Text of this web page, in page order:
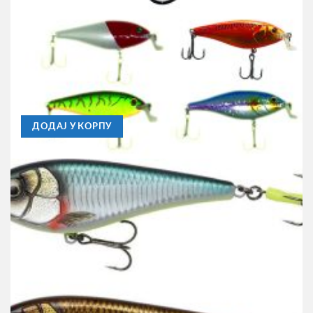
C-LINE
Vobler C Line Shallow Rider 57 Perch
390,00RSD
ДОДАЈ У КОРПУ